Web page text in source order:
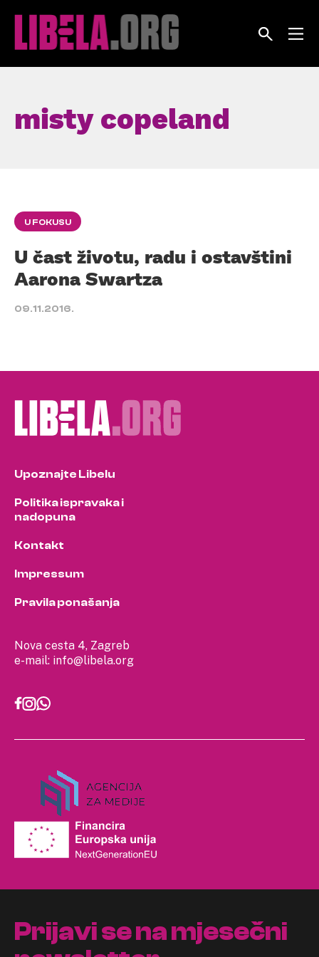
misty copeland
U FOKUSU
U čast životu, radu i ostavštini
Aarona Swartza
09.11.2016.
Nova cesta 4, Zagreb
e-mail: info@libela.org
Upoznajte Libelu
Politika ispravaka i
nadopuna
Kontakt
Impressum
Pravila ponašanja
Prijavi se na mjesečni